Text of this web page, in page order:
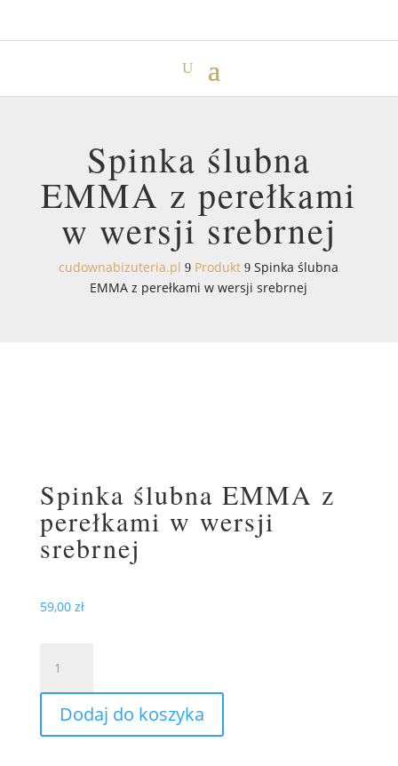
Spinka ślubna
EMMA z perełkami
w wersji srebrnej
cudownabizuteria.pl 9 Produkt 9 Spinka ślubna
EMMA z perełkami w wersji srebrnej
Spinka ślubna EMMA z
perełkami w wersji
srebrnej
59,00 zł
Spinka
ślubna
EMMA
z
Dodaj do koszyka